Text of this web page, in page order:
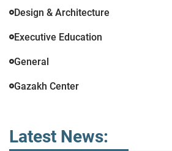
Design & Architecture
Executive Education
General
Gazakh Center
Latest News: